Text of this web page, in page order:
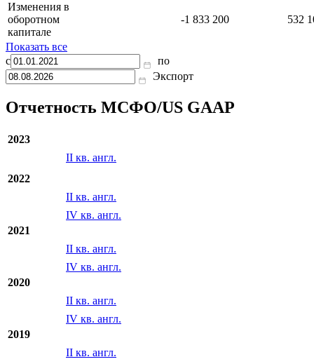
Изменения в
оборотном
капитале
-1 833 200 532
Показать все
с
по
Экспорт
Отчетность МСФО/US GAAP
2023
II кв. англ.
2022
II кв. англ.
IV кв. англ.
2021
II кв. англ.
IV кв. англ.
2020
II кв. англ.
IV кв. англ.
2019
II кв. англ.